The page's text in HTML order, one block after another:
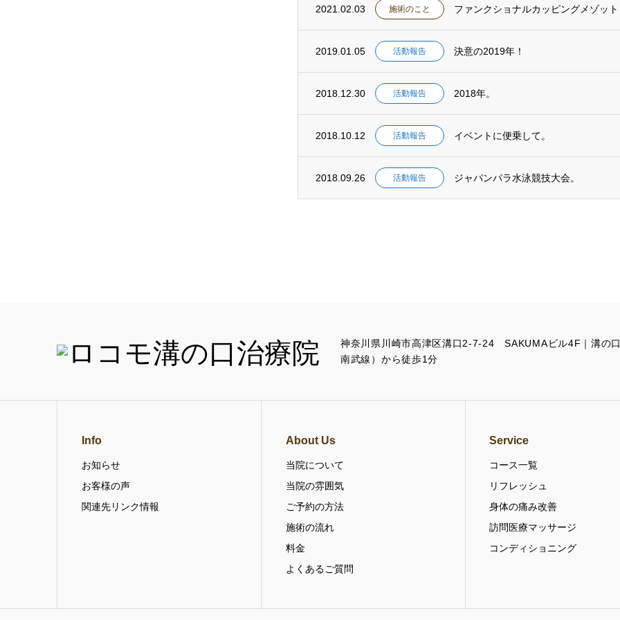
2021.02.03 施術のこと ファンクショナルカッピングメゾッ
2019.01.05 活動報告 決意の2019年！
2018.12.30 活動報告 2018年。
2018.10.12 活動報告 イベントに便乗して。
2018.09.26 活動報告 ジャパンパラ水泳競技大会。
神奈川県川崎市高津区溝口2-7-24 SAKUMAビル4F｜溝の
南武線）から徒歩1分
Info
お知らせ
お客様の声
関連先リンク情報
About Us
当院について
当院の雰囲気
ご予約の方法
施術の流れ
料金
よくあるご質問
Service
コース一覧
リフレッシュ
身体の痛み改善
訪問医療マッサージ
コンディショニング